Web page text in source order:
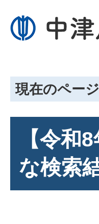
現在のページ
【令和
な検索